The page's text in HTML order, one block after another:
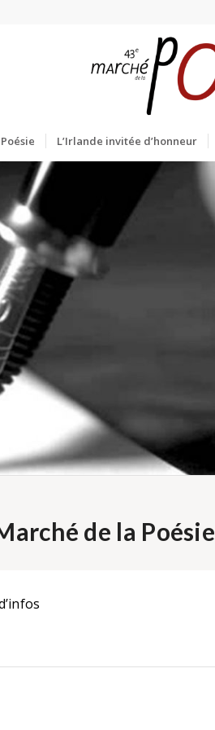
L’Irlande invitée d’honneur
de la Poésie